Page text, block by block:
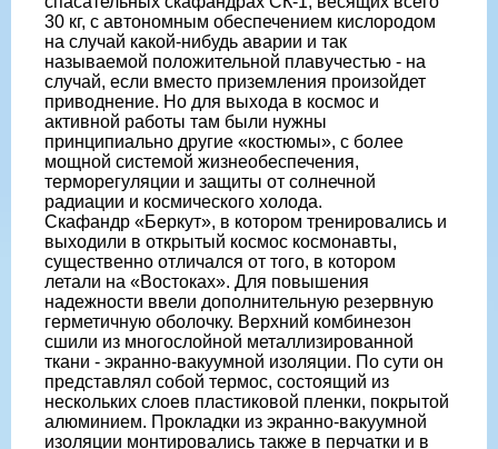
30 кг, с автономным обеспечением кислородом
на случай какой-нибудь аварии и так
называемой положительной плавучестью - на
случай, если вместо приземления произойдет
приводнение. Но для выхода в космос и
активной работы там были нужны
принципиально другие «костюмы», с более
мощной системой жизнеобеспечения,
терморегуляции и защиты от солнечной
радиации и космического холода.
Скафандр «Беркут», в котором тренировались и
выходили в открытый космос космонавты,
существенно отличался от того, в котором
летали на «Востоках». Для повышения
надежности ввели дополнительную резервную
герметичную оболочку. Верхний комбинезон
сшили из многослойной металлизированной
ткани - экранно-вакуумной изоляции. По сути он
представлял собой термос, состоящий из
нескольких слоев пластиковой пленки, покрытой
алюминием. Прокладки из экранно-вакуумной
изоляции монтировались также в перчатки и в